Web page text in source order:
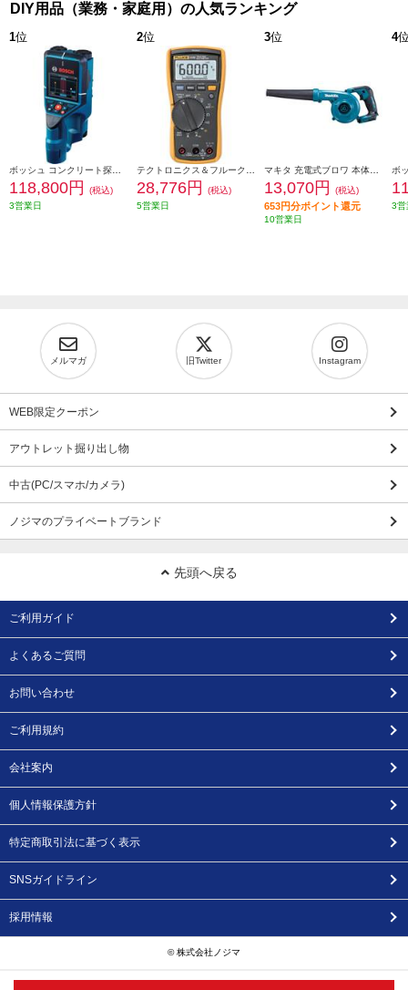
DIY用品（業務・家庭用）の人気ランキング
1位
118,800円
(税込)
3営業日
2位
28,776円
(税込)
5営業日
3位
13,070円 (税込)
653円分ポイント還元
10営業日
4
3営
メルマガ 旧Twitter Instagram
WEB限定クーポン
アウトレット掘り出し物
中古(PC/スマホ/カメラ)
ノジマのプライベートブランド
先頭へ戻る
ご利用ガイド
よくあるご質問
お問い合わせ
ご利用規約
会社案内
個人情報保護方針
特定商取引法に基づく表示
SNSガイドライン
採用情報
© 株式会社ノジマ